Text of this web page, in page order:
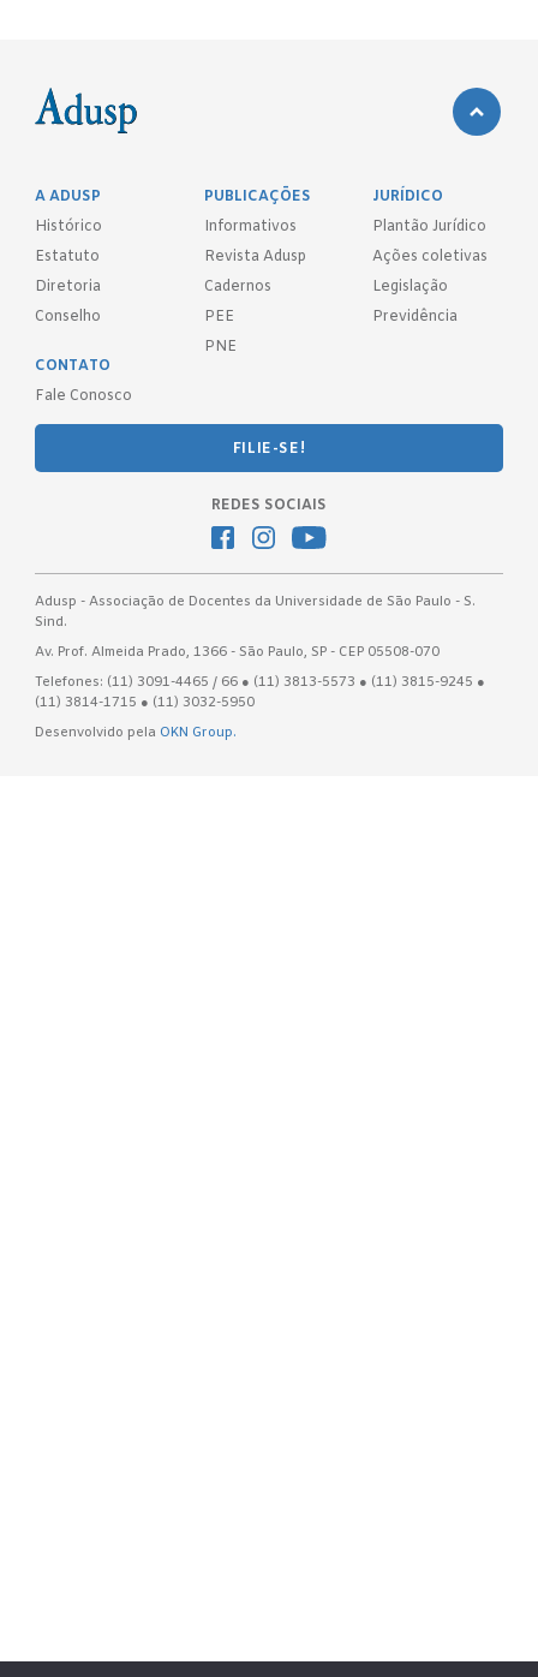
A ADUSP
Histórico
Estatuto
Diretoria
Conselho
PUBLICAÇÕES
Informativos
Revista Adusp
Cadernos
PEE
PNE
JURÍDICO
Plantão Jurídico
Ações coletivas
Legislação
Previdência
CONTATO
Fale Conosco
FILIE-SE!
REDES SOCIAIS
Adusp - Associação de Docentes da Universidade de São Paulo - S.
Sind.
Av. Prof. Almeida Prado, 1366 - São Paulo, SP - CEP 05508-070
Telefones: (11) 3091-4465 / 66 ● (11) 3813-5573 ● (11) 3815-9245 ●
(11) 3814-1715 ● (11) 3032-5950
Desenvolvido pela OKN Group.